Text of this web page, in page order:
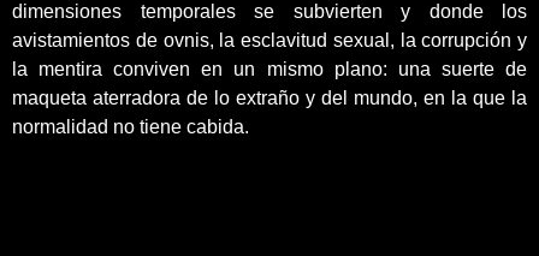
dimensiones temporales se subvierten y donde los
avistamientos de ovnis, la esclavitud sexual, la corrupción y
la mentira conviven en un mismo plano: una suerte de
maqueta aterradora de lo extraño y del mundo, en la que la
normalidad no tiene cabida.